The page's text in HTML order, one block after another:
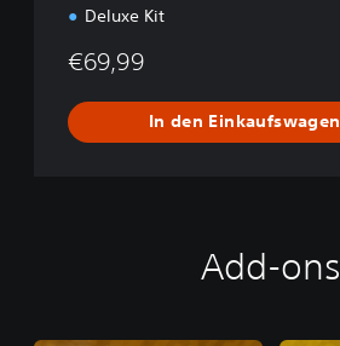
Deluxe Kit
€69,99
In den Einkaufswagen
Add-ons